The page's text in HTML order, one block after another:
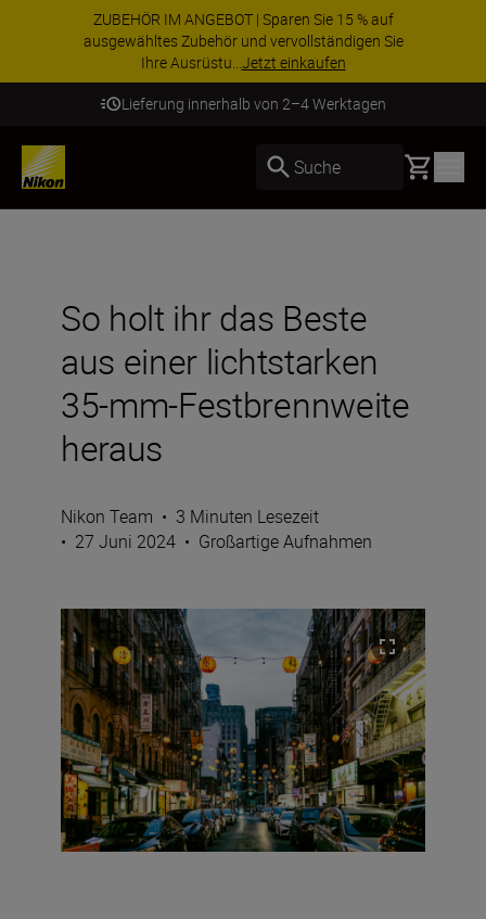
ZUBEHÖR IM ANGEBOT | Sparen Sie 15 % auf
ausgewähltes Zubehör und vervollständigen Sie
Ihre Ausrüstu...Jetzt einkaufen
Lieferung innerhalb von 2–4 Werktagen
Suche Basket
So holt ihr das Beste
aus einer lichtstarken
35-mm-Festbrennweite
heraus
Nikon Team • 3 Minuten Lesezeit
• 27 Juni 2024 • Großartige Aufnahmen